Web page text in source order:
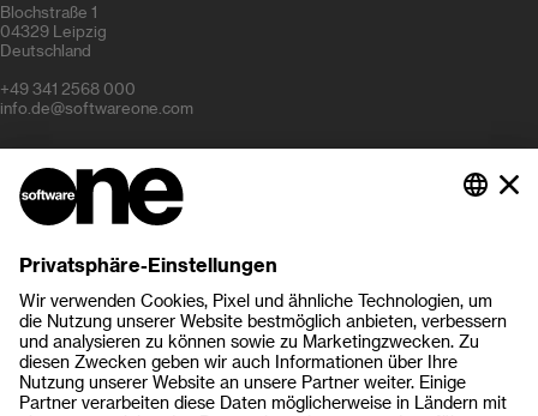
Blochstraße 1
04329 Leipzig
Deutschland
+49 341 2568 000
info.de@softwareone.com
Unternehmen
Karriere
Investor Relations
Partnerprogramm
Medienmitteilungen
Nützliche Links